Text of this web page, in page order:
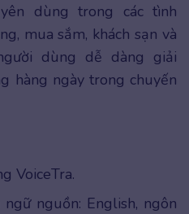
dùng trong các tình
mua sắm, khách sạn và
dùng dễ dàng giải
hàng ngày trong chuyến
VoiceTra.
ngữ nguồn: English, ngôn